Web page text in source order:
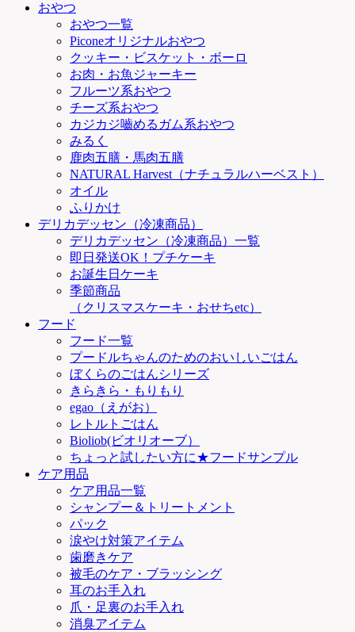
おやつ
おやつ一覧
Piconeオリジナルおやつ
クッキー・ビスケット・ボーロ
お肉・お魚ジャーキー
フルーツ系おやつ
チーズ系おやつ
カジカジ嚙めるガム系おやつ
みるく
鹿肉五膳・馬肉五膳
NATURAL Harvest（ナチュラルハーベスト）
オイル
ふりかけ
デリカデッセン（冷凍商品）
デリカデッセン（冷凍商品）一覧
即日発送OK！プチケーキ
お誕生日ケーキ
季節商品
（クリスマスケーキ・おせちetc）
フード
フード一覧
プードルちゃんのためのおいしいごはん
ぼくらのごはんシリーズ
きらきら・もりもり
egao（えがお）
レトルトごはん
Bioliob(ビオリオーブ）
ちょっと試したい方に★フードサンプル
ケア用品
ケア用品一覧
シャンプー＆トリートメント
パック
涙やけ対策アイテム
歯磨きケア
被毛のケア・ブラッシング
耳のお手入れ
爪・足裏のお手入れ
消臭アイテム